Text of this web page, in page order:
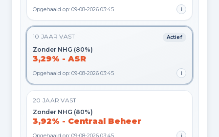
Opgehaald op: 09-08-2026 03:45 i
10 JAAR VAST Actief
Zonder NHG (80%)
3,29% - ASR
Opgehaald op: 09-08-2026 03:45 i
20 JAAR VAST
Zonder NHG (80%)
3,92% - Centraal Beheer
Opgehaald op: 09-08-2026 03:45 i